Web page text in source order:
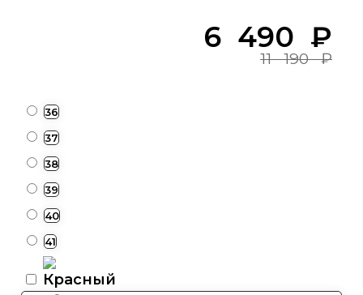
6 490 ₽
11 190₽
36
37
38
39
40
41